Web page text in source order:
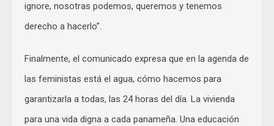
ignore, nosotras podemos, queremos y tenemos
derecho a hacerlo”.
Finalmente, el comunicado expresa que en la agenda de
las feministas está el agua, cómo hacemos para
garantizarla a todas, las 24 horas del día. La vivienda
para una vida digna a cada panameña. Una educación